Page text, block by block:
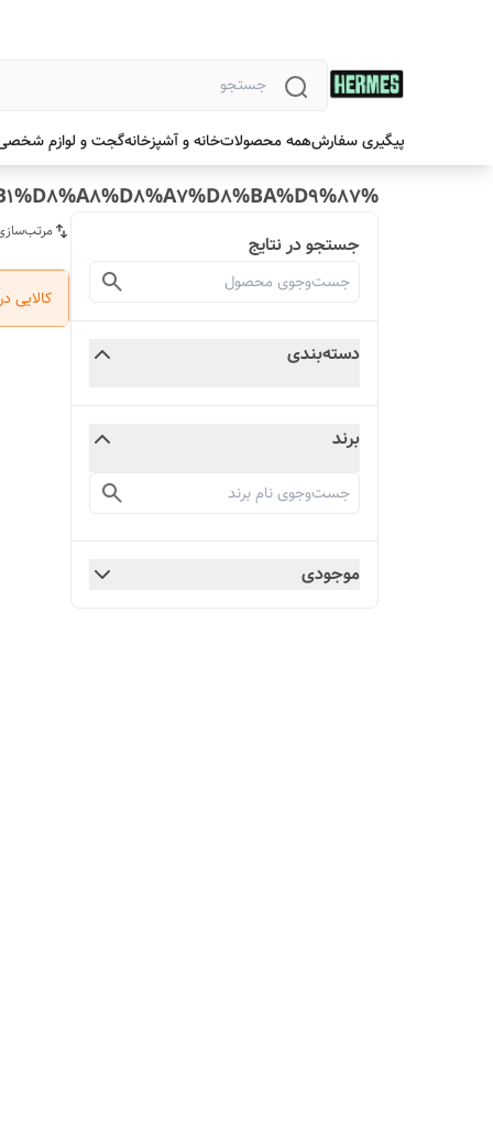
پیگیری سفارشهمه محصولاتخانه و آشپزخانهگجت و لوازم
%D9%82%D9%88%D8%B1%D8%A8%D8%A7%D8%BA%D9%87
جستجو در نتایج
دسته‌بندی
برند
موجودی